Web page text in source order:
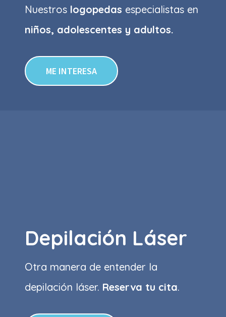
Nuestros logopedas especialistas en
niños, adolescentes y adultos.
ME INTERESA
Depilación Láser
Otra manera de entender la
depilación láser. Reserva tu cita.